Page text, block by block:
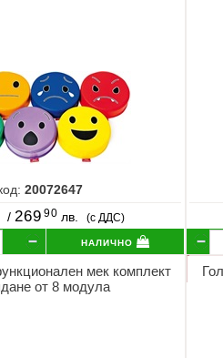
20072647
/ 269 90 лв. (с ДДС)
налично
мек комплект
от 8 модула